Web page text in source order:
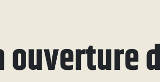
ouverture